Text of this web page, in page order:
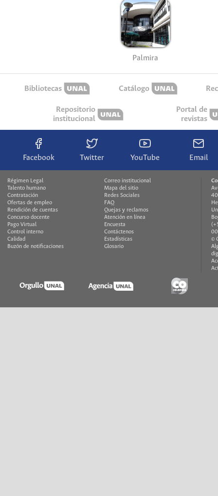
Palmira
Bibliotecas Catálogo
Repositorio
institucional
Portal de
revistas
Facebook Twitter YouTube Email
Régimen Legal
Talento humano
Contratación
Ofertas de empleo
Rendición de cuentas
Concurso docente
Pago Virtual
Control interno
Calidad
Buzón de notificaciones
Correo institucional
Mapa del sitio
Redes Sociales
FAQ
Quejas y reclamos
Atención en línea
Encuesta
Contáctenos
Estadísticas
Glosario
©